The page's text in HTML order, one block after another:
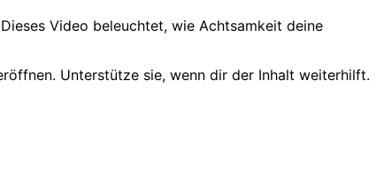
Video beleuchtet, wie Achtsamkeit deine
Unterstütze sie, wenn dir der Inhalt weiterhilft.